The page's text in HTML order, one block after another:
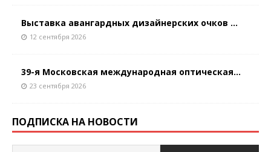
Выставка авангардных дизайнерских очков ...
12 сентября 2026
39-я Московская международная оптическая...
23 сентября 2026
ПОДПИСКА НА НОВОСТИ